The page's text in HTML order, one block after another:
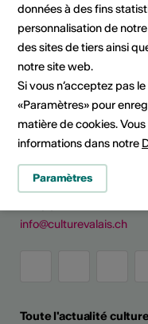
Partager l'actualité
Culture Valais
Rue de Lausanne 45
CH - 1950 Sion
info@culturevalais.ch
Toute l'actualité
données à des fins
personnalisation de
des sites de tiers ainsi
notre site web.
Si vous n’acceptez pas
«Paramètres» pour
matière de cookies.
informations dans notre
Paramètres